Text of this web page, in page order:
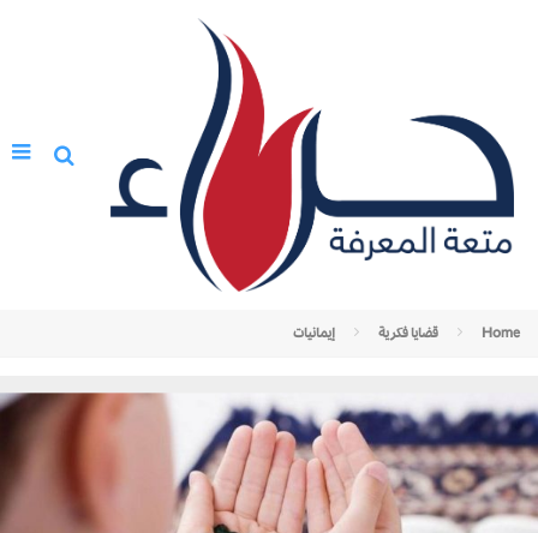
Home قضايا فكرية إيمانيات